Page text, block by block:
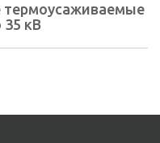
термоусаживаемые
кВ